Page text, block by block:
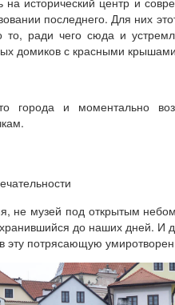
последнего. Для них
ради чего сюда и
домиков с красными
города и моментально
не музей под открытым
до наших дней. И
эту потрясающую